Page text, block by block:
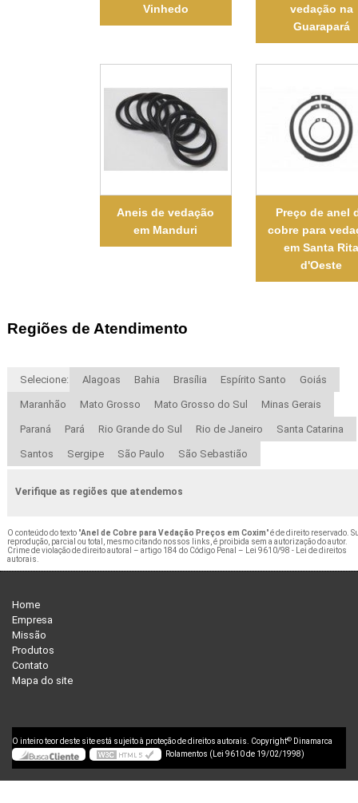
Vinhedo
vedação na
Guarapará
Aneis de vedação
em Manduri
Preço de anel
cobre para
em Santa
d'Oeste
Regiões de Atendimento
Selecione: Alagoas Bahia Brasília Espírito Santo Goiás
Maranhão Mato Grosso Mato Grosso do Sul Minas Gerais
Paraná Pará Rio Grande do Sul Rio de Janeiro Santa Catarina
Santos Sergipe São Paulo São Sebastião
Verifique as regiões que atendemos
O conteúdo do texto "Anel de Cobre para Vedação Preços em Coxim" é de direito reservado.
reprodução, parcial ou total, mesmo citando nossos links, é proibida sem a autorização do autor.
Crime de violação de direito autoral – artigo 184 do Código Penal – Lei 9610/98 - Lei de direitos
autorais.
Home
Empresa
Missão
Produtos
Contato
Mapa do site
O inteiro teor deste site está sujeito à proteção de direitos autorais. Copyright© Dinamarca
Rolamentos (Lei 9610 de 19/02/1998)